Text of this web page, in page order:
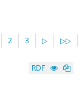
2 3 ▷ ▷▷
RDF